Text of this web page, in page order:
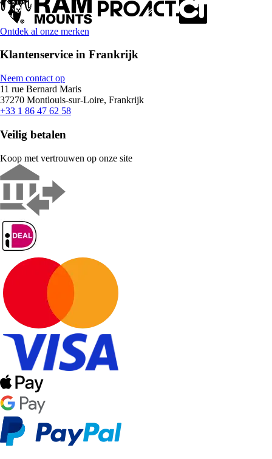
Ontdek al onze merken
Klantenservice in Frankrijk
Neem contact op
11 rue Bernard Maris
37270 Montlouis-sur-Loire, Frankrijk
+33 1 86 47 62 58
Veilig betalen
Koop met vertrouwen op onze site